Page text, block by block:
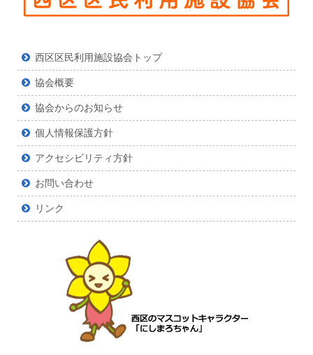
西区区民利用施設協会トップ
協会概要
協会からのお知らせ
個人情報保護方針
アクセシビリティ方針
お問い合わせ
リンク